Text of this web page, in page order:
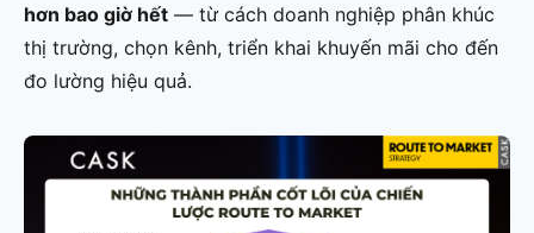
hơn bao giờ hết — từ cách doanh nghiệp phân khúc
thị trường, chọn kênh, triển khai khuyến mãi cho đến
đo lường hiệu quả.